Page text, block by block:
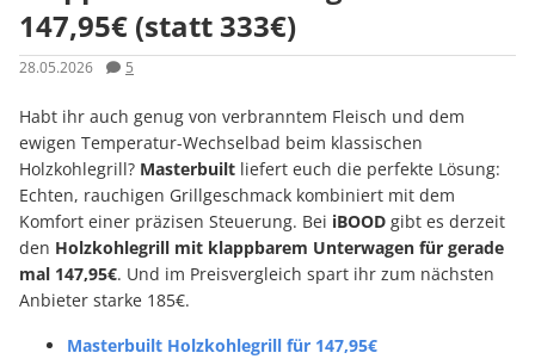
147,95€ (statt 333€)
28.05.2026 5
Habt ihr auch genug von verbranntem Fleisch und dem
ewigen Temperatur-Wechselbad beim klassischen
Holzkohlegrill? Masterbuilt liefert euch die perfekte Lösung:
Echten, rauchigen Grillgeschmack kombiniert mit dem
Komfort einer präzisen Steuerung. Bei iBOOD gibt es derzeit
den Holzkohlegrill mit klappbarem Unterwagen für gerade
mal 147,95€. Und im Preisvergleich spart ihr zum nächsten
Anbieter starke 185€.
Masterbuilt Holzkohlegrill für 147,95€